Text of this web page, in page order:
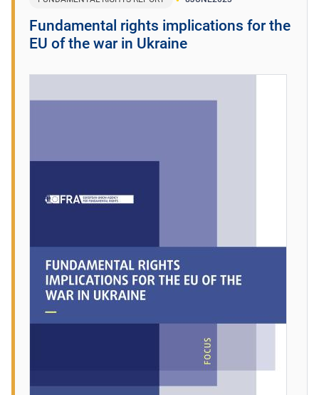
Fundamental rights implications for the
EU of the war in Ukraine